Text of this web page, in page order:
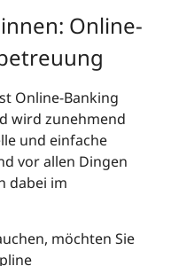
Online-
Online-Banking
wird zunehmend
und einfache
vor allen Dingen
dabei im
möchten Sie